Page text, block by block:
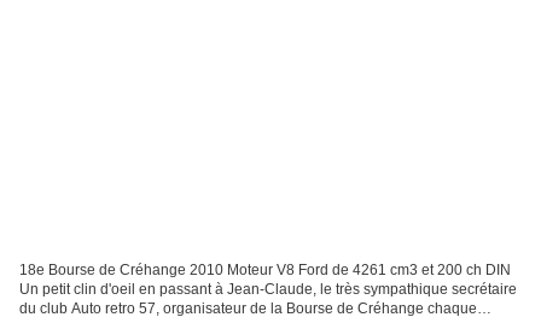
18e Bourse de Créhange 2010 Moteur V8 Ford de 4261 cm3 et 200 ch DIN
Un petit clin d'oeil en passant à Jean-Claude, le très sympathique secrétaire
du club Auto retro 57, organisateur de la Bourse de Créhange chaque